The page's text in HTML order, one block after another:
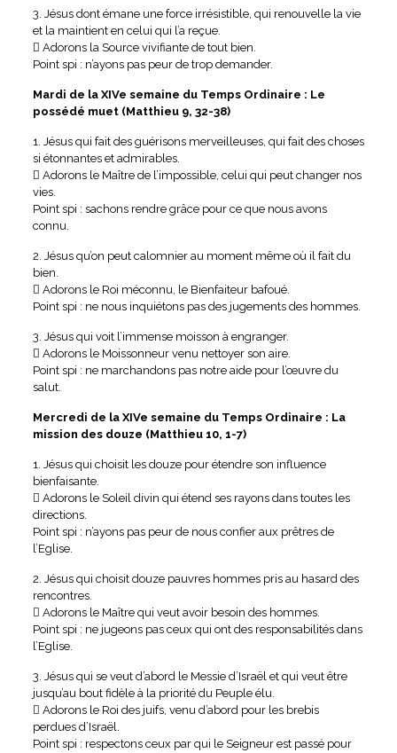
3. Jésus dont émane une force irrésistible, qui renouvelle la vie
et la maintient en celui qui l’a reçue.
 Adorons la Source vivifiante de tout bien.
Point spi : n’ayons pas peur de trop demander.
Mardi de la XIVe semaine du Temps Ordinaire : Le
possédé muet (Matthieu 9, 32-38)
1. Jésus qui fait des guérisons merveilleuses, qui fait des choses
si étonnantes et admirables.
 Adorons le Maître de l’impossible, celui qui peut changer nos
vies.
Point spi : sachons rendre grâce pour ce que nous avons
connu.
2. Jésus qu’on peut calomnier au moment même où il fait du
bien.
 Adorons le Roi méconnu, le Bienfaiteur bafoué.
Point spi : ne nous inquiétons pas des jugements des hommes.
3. Jésus qui voit l’immense moisson à engranger.
 Adorons le Moissonneur venu nettoyer son aire.
Point spi : ne marchandons pas notre aide pour l’œuvre du
salut.
Mercredi de la XIVe semaine du Temps Ordinaire : La
mission des douze (Matthieu 10, 1-7)
1. Jésus qui choisit les douze pour étendre son influence
bienfaisante.
 Adorons le Soleil divin qui étend ses rayons dans toutes les
directions.
Point spi : n’ayons pas peur de nous confier aux prêtres de
l’Eglise.
2. Jésus qui choisit douze pauvres hommes pris au hasard des
rencontres.
 Adorons le Maître qui veut avoir besoin des hommes.
Point spi : ne jugeons pas ceux qui ont des responsabilités dans
l’Eglise.
3. Jésus qui se veut d’abord le Messie d’Israël et qui veut être
jusqu’au bout fidèle à la priorité du Peuple élu.
 Adorons le Roi des juifs, venu d’abord pour les brebis
perdues d’Israël.
Point spi : respectons ceux par qui le Seigneur est passé pour